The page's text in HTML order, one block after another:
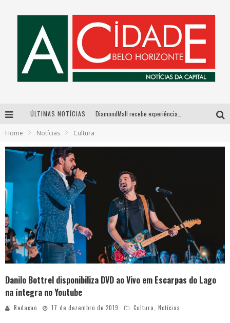
ÚLTIMAS NOTÍCIAS
Home Notícias Cultura
Danilo Bottrel disponibiliza DVD ao Vivo em Escarpas do Lago
na íntegra no Youtube
Redacao 17 de dezembro de 2019 Cultura, Notícias